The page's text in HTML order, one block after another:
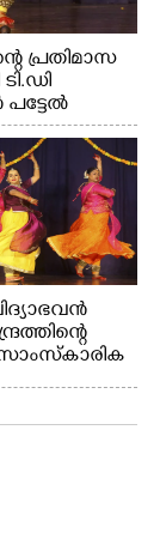
പ്രതിമാസ
നിന്ന്
സർദാർ